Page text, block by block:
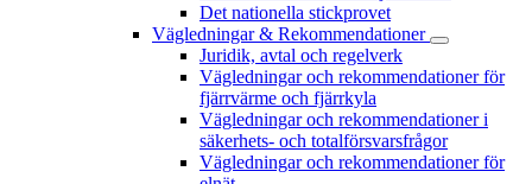
Det nationella stickprovet
Vägledningar & Rekommendationer
Juridik, avtal och regelverk
Vägledningar och rekommendationer för
fjärrvärme och fjärrkyla
Vägledningar och rekommendationer i
säkerhets- och totalförsvarsfrågor
Vägledningar och rekommendationer för